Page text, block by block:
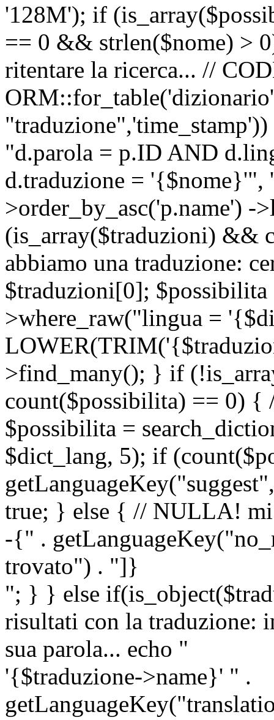
'128M'); if
== 0 && strlen($nome) >
ritentare la ricerca... //
"d.parola = p.ID AND
d.traduzione = '{$nome}'",
>order_by_asc('p.name')
(is_array($traduzioni) &&
abbiamo una traduzione:
$traduzioni[0];
>where_raw("lingua =
>find_many(); } if
count($possibilita) == 0) {
$possibilita =
$dict_lang, 5); if
true; } else { // NULLA! mi
-{" .
trovato") . "]}
"; } } else
risultati con la traduzione:
sua parola... echo "
'{$traduzione->name}' " .